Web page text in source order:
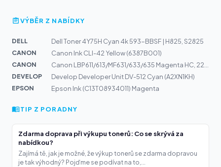
VÝBĚR Z NABÍDKY
DELL
Dell Toner 4Y75H Cyan 4k 593-BBSF | H825, S2825
CANON
Canon Ink CLI-42 Yellow (6387B001)
CANON
Canon LBP611/613/MF631/633/635 Magenta HC, 2200 S., 045...
DEVELOP
Develop Developer Unit DV-512 Cyan (A2XN1KH)
EPSON
Epson Ink (C13T08934011) Magenta
TIP Z PORADNY
Zdarma doprava při výkupu tonerů: Co se skrývá za
nabídkou?
Zajímá tě, jak je možné, že výkup tonerů se zdarma dopravou
je tak výhodný? Pojďme se podívat na to,...